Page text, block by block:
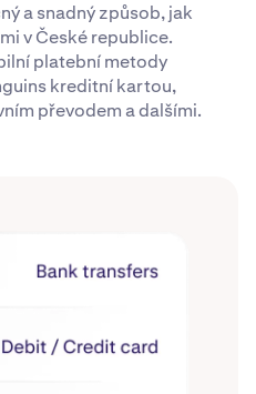
a snadný způsob, jak
v České republice.
platební metody
kreditní kartou,
převodem a dalšími.